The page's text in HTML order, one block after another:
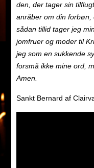
den, der tager sin
anråber om din
sådan tillid tager jeg
jomfruer og moder til
jeg som en sukkende
forsmå ikke mine ord,
Amen.
Sankt Bernard af